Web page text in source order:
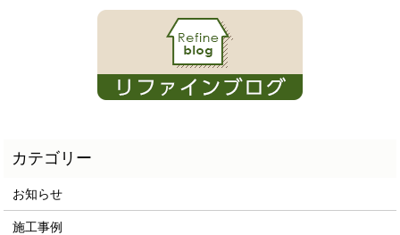
お知らせ
施工事例